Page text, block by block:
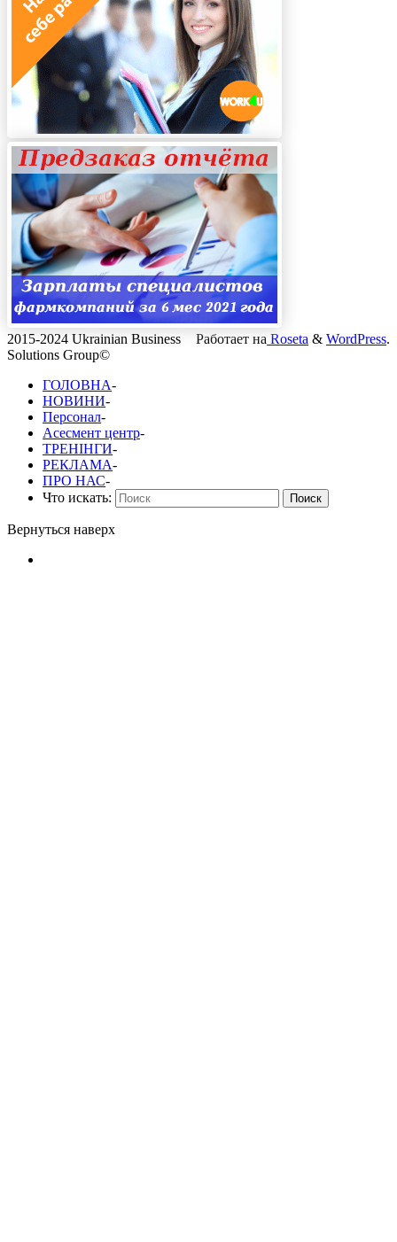
Работает на Roseta & WordPress.
2015-2024 Ukrainian Business
Solutions Group©
ГОЛОВНА-
НОВИНИ-
Персонал-
Асесмент центр-
ТРЕНІНГИ-
РЕКЛАМА-
ПРО НАС-
Что искать:
Поиск
Вернуться наверх